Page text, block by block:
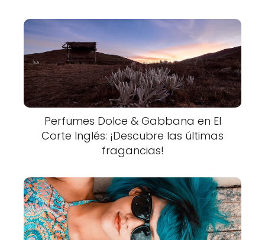
Perfumes Dolce & Gabbana en El
Corte Inglés: ¡Descubre las últimas
fragancias!